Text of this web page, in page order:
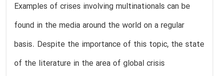
Examples of crises involving multinationals can be
found in the media around the world on a regular
basis. Despite the importance of this topic, the state
of the literature in the area of global crisis